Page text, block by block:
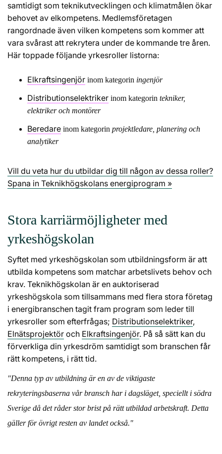
samtidigt som teknikutvecklingen och klimatmålen ökar
behovet av elkompetens. Medlemsföretagen
rangordnade även vilken kompetens som kommer att
vara svårast att rekrytera under de kommande tre åren.
Här toppade följande yrkesroller listorna:
Elkraftsingenjör inom kategorin ingenjör
Distributionselektriker inom kategorin tekniker,
elektriker och montörer
Beredare inom kategorin projektledare, planering och
analytiker
Vill du veta hur du utbildar dig till någon av dessa roller?
Spana in Teknikhögskolans energiprogram »
Stora karriärmöjligheter med
yrkeshögskolan
Syftet med yrkeshögskolan som utbildningsform är att
utbilda kompetens som matchar arbetslivets behov och
krav. Teknikhögskolan är en auktoriserad
yrkeshögskola som tillsammans med flera stora företag
i energibranschen tagit fram program som leder till
yrkesroller som efterfrågas; Distributionselektriker,
Elnätsprojektör och Elkraftsingenjör. På så sätt kan du
förverkliga din yrkesdröm samtidigt som branschen får
rätt kompetens, i rätt tid.
"Denna typ av utbildning är en av de viktigaste
rekryteringsbaserna vår bransch har i dagsläget, speciellt i södra
Sverige då det råder stor brist på rätt utbildad arbetskraft. Detta
gäller för övrigt resten av landet också."